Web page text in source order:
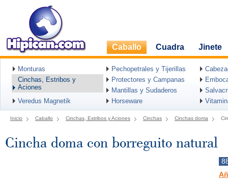
Caballo Cuadra Jinete
Monturas Pechopetrales y Tijerillas
Cinchas, Estribos y
Aciones
Protectores y Campanas
Mantillas y Sudaderos
Veredus Magnetik
Horseware
Inicio Caballo Cinchas, Estribos y Aciones Cinchas Cinchas doma
Cincha doma con borreguito natural